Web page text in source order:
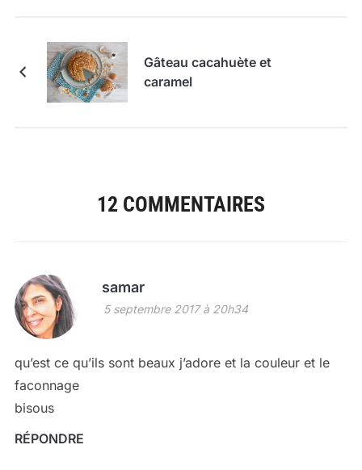
Gâteau cacahuète et
caramel
12 COMMENTAIRES
samar
5 septembre 2017 à 20h34
qu’est ce qu’ils sont beaux j’adore et la couleur et le
faconnage
bisous
RÉPONDRE